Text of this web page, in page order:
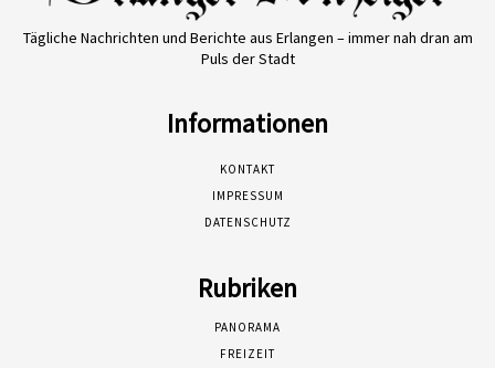
Tägliche Nachrichten und Berichte aus Erlangen – immer nah dran am
Puls der Stadt
Informationen
KONTAKT
IMPRESSUM
DATENSCHUTZ
Rubriken
PANORAMA
FREIZEIT